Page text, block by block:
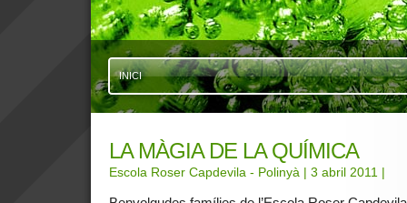
INICI
LA MÀGIA DE LA QUÍMICA
Escola Roser Capdevila - Polinyà | 3 abril 2011 |